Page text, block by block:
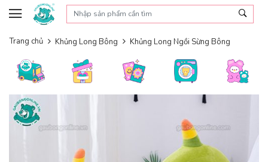
Skip to content
Trang chủ Khủng Long Bông Khủng Long Ngồi Sừng Bông